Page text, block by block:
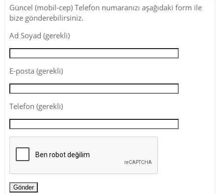
Güncel (mobil-cep) Telefon numaranızı aşağıdaki form ile
bize gönderebilirsiniz.
Ad Soyad (gerekli)
E-posta (gerekli)
Telefon (gerekli)